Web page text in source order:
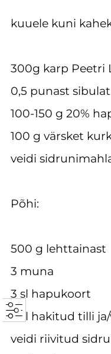
kuuele kuni
300g karp Peetri
0,5 punast sibulat
100-150 g 20%
100 g värsket
veidi
Põhi:
500 g lehttainast
3 muna
3 sl hapukoort
2 sl hakitud tilli
veidi riivitud